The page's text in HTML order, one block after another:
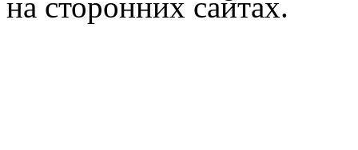
на сторонних сайтах.